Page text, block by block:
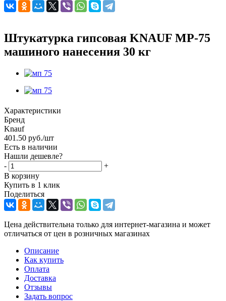
Штукатурка гипсовая KNAUF MP-75
машиного нанесения 30 кг
Характеристики
Бренд
Knauf
401.50 руб./шт
Есть в наличии
Нашли дешевле?
-
+
В корзину
Купить в 1 клик
Поделиться
Цена действительна только для интернет-магазина и может
отличаться от цен в розничных магазинах
Описание
Как купить
Оплата
Доставка
Отзывы
Задать вопрос